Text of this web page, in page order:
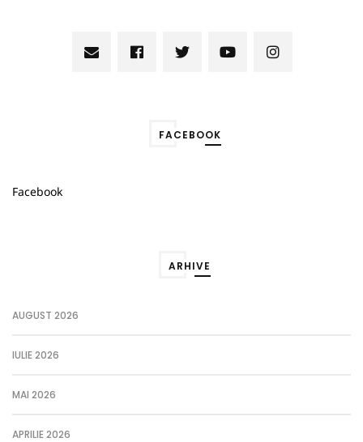
FACEBOOK
Facebook
ARHIVE
AUGUST 2026
IULIE 2026
MAI 2026
APRILIE 2026